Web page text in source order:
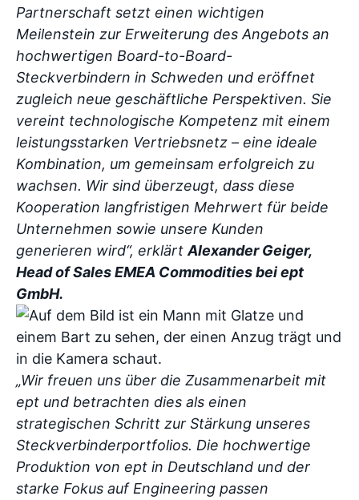
Partnerschaft setzt einen wichtigen
Meilenstein zur Erweiterung des Angebots an
hochwertigen Board-to-Board-
Steckverbindern in Schweden und eröffnet
zugleich neue geschäftliche Perspektiven. Sie
vereint technologische Kompetenz mit einem
leistungsstarken Vertriebsnetz – eine ideale
Kombination, um gemeinsam erfolgreich zu
wachsen. Wir sind überzeugt, dass diese
Kooperation langfristigen Mehrwert für beide
Unternehmen sowie unsere Kunden
generieren wird“, erklärt Alexander Geiger,
Head of Sales EMEA Commodities bei ept
GmbH.
„Wir freuen uns über die Zusammenarbeit mit
ept und betrachten dies als einen
strategischen Schritt zur Stärkung unseres
Steckverbinderportfolios. Die hochwertige
Produktion von ept in Deutschland und der
starke Fokus auf Engineering passen